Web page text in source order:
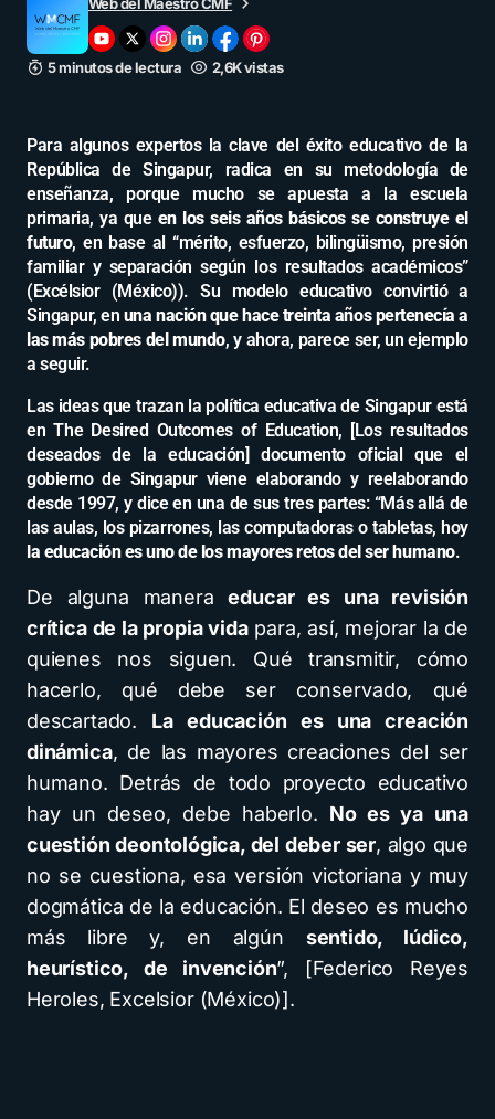
5 minutos de lectura 2,6K vistas
Para algunos expertos la clave del éxito educativo de la
República de Singapur, radica en su metodología de
enseñanza, porque mucho se apuesta a la escuela
primaria, ya que en los seis años básicos se construye el
futuro, en base al “mérito, esfuerzo, bilingüismo, presión
familiar y separación según los resultados académicos”
(Excélsior (México)). Su modelo educativo convirtió a
Singapur, en una nación que hace treinta años pertenecía a
las más pobres del mundo, y ahora, parece ser, un ejemplo
a seguir.
Las ideas que trazan la política educativa de Singapur está
en The Desired Outcomes of Education, [Los resultados
deseados de la educación] documento oficial que el
gobierno de Singapur viene elaborando y reelaborando
desde 1997, y dice en una de sus tres partes: “Más allá de
las aulas, los pizarrones, las computadoras o tabletas, hoy
la educación es uno de los mayores retos del ser humano.
De alguna maneraeducar es una revisión
crítica de la propia vidapara, así, mejorar la de
quienes nos siguen. Qué transmitir, cómo
hacerlo, qué debe ser conservado, qué
descartado. La educación es una creación
dinámica, de las mayores creaciones del ser
humano. Detrás de todo proyecto educativo
hay un deseo, debe haberlo. No es ya una
cuestión deontológica, del deber ser, algo que
no se cuestiona, esa versión victoriana y muy
dogmática de la educación. El deseo es mucho
más libre y, en algún sentido, lúdico,
heurístico, de invención”, [Federico Reyes
Heroles, Excelsior (México)].